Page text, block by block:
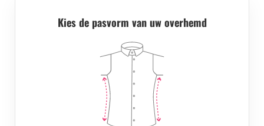
Kies de pasvorm van uw overhemd